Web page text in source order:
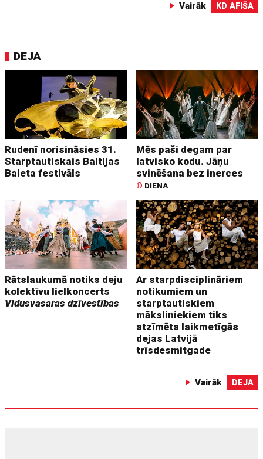
Vairāk KD AFIŠA
DEJA
Rudenī norisināsies 31.
Starptautiskais Baltijas
Baleta festivāls
Mēs paši degam par
latvisko kodu. Jāņu
svinēšana bez inerces
© DIENA
Rātslaukumā notiks deju
kolektīvu lielkoncerts
Vidusvasaras dzīvestības
Ar starpdisciplināriem
notikumiem un
starptautiskiem
māksliniekiem tiks
atzīmēta laikmetīgās
dejas Latvijā
trīsdesmitgade
Vairāk DEJA